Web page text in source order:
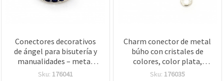
Conectores decorativos
de ángel para bisutería y
manualidades – metal
tono plateado con
Sku: 176041
Charm conector de metal
búho con cristales de
colores, color plata,
21x11x3 mm, agujero 2
Sku: 176035